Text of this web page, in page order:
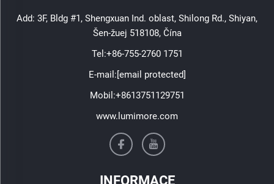
Add: 3F, Bldg #1, Shengxuan Ind. oblast, Shilong Rd., Shiyan,
Šen-žuej 518108, Čína
Tel:+86-755-2760 1751
E-mail:[email protected]
Mobil:+8613751129751
www.lumimore.com
INFORMACE